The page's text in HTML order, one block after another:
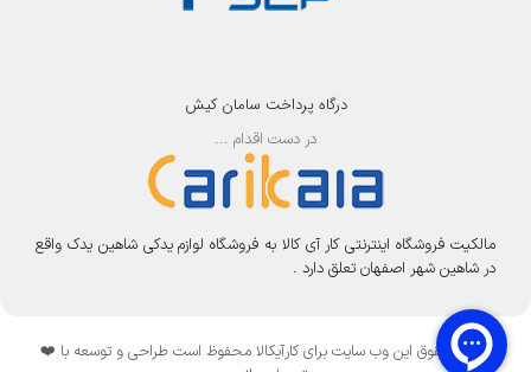
درگاه پرداخت سامان کیش
در دست اقدام ...
مالکیت فروشگاه اینترنتی کار آی کالا به فروشگاه لوازم یدکی شاهین یدک واقع
در شاهین شهر اصفهان تعلق دارد .
تمامی حقوق این وب سایت برای کارآیکالا محفوظ است طراحی و توسعه با ❤️